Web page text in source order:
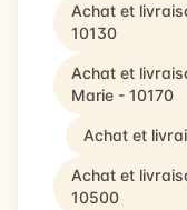
Achat et
10130
Achat et
Marie - 10170
Achat et
Achat et
10500